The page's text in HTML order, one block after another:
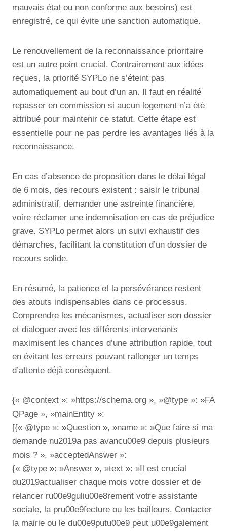
mauvais état ou non conforme aux besoins) est
enregistré, ce qui évite une sanction automatique.
Le renouvellement de la reconnaissance prioritaire
est un autre point crucial. Contrairement aux idées
reçues, la priorité SYPLo ne s’éteint pas
automatiquement au bout d’un an. Il faut en réalité
repasser en commission si aucun logement n’a été
attribué pour maintenir ce statut. Cette étape est
essentielle pour ne pas perdre les avantages liés à la
reconnaissance.
En cas d’absence de proposition dans le délai légal
de 6 mois, des recours existent : saisir le tribunal
administratif, demander une astreinte financière,
voire réclamer une indemnisation en cas de préjudice
grave. SYPLo permet alors un suivi exhaustif des
démarches, facilitant la constitution d’un dossier de
recours solide.
En résumé, la patience et la persévérance restent
des atouts indispensables dans ce processus.
Comprendre les mécanismes, actualiser son dossier
et dialoguer avec les différents intervenants
maximisent les chances d’une attribution rapide, tout
en évitant les erreurs pouvant rallonger un temps
d’attente déjà conséquent.
{« @context »: »https://schema.org », »@type »: »FA
QPage », »mainEntity »:
[{« @type »: »Question », »name »: »Que faire si ma
demande nu2019a pas avancu00e9 depuis plusieurs
mois ? », »acceptedAnswer »:
{« @type »: »Answer », »text »: »Il est crucial
du2019actualiser chaque mois votre dossier et de
relancer ru00e9guliu00e8rement votre assistante
sociale, la pru00e9fecture ou les bailleurs. Contacter
la mairie ou le du00e9putu00e9 peut u00e9galement